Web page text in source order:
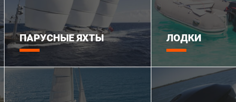
ПАРУСНЫЕ ЯХТЫ ЛОДКИ